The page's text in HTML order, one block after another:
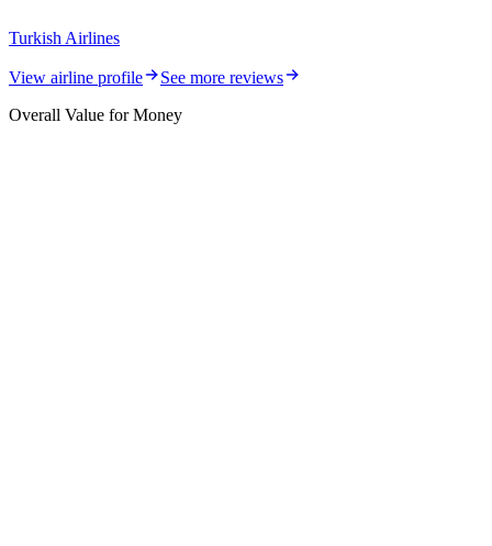
Turkish Airlines
View airline profile
See more reviews
Overall Value for Money